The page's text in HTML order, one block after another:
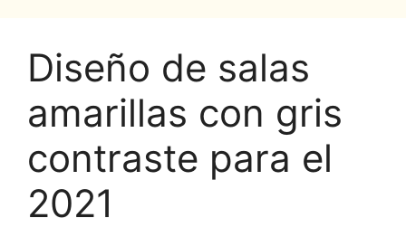
Diseño de salas
amarillas con gris
contraste para el
2021